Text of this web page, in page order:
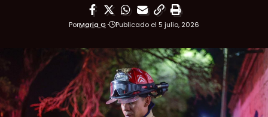
PorMaria G Publicado el 5 julio, 2026